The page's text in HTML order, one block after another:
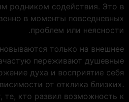
родником содействия. Это в
в моменты повседневных
проблем или неясности.
только на внешнее
переживают душевные
духа и восприятие себя
от отклика близких.
те, кто развил возможность к